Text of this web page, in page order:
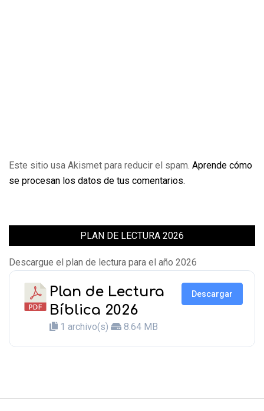
Este sitio usa Akismet para reducir el spam. Aprende cómo
se procesan los datos de tus comentarios.
PLAN DE LECTURA 2026
Descargue el plan de lectura para el año 2026
Plan de Lectura
Bíblica 2026
1 archivo(s) 8.64 MB
Descargar